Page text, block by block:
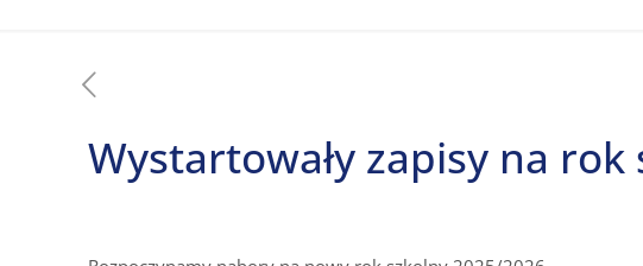
Wystartowały zapisy na